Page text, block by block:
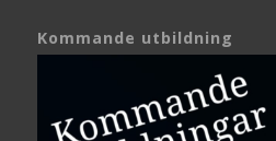
Kommande utbildning